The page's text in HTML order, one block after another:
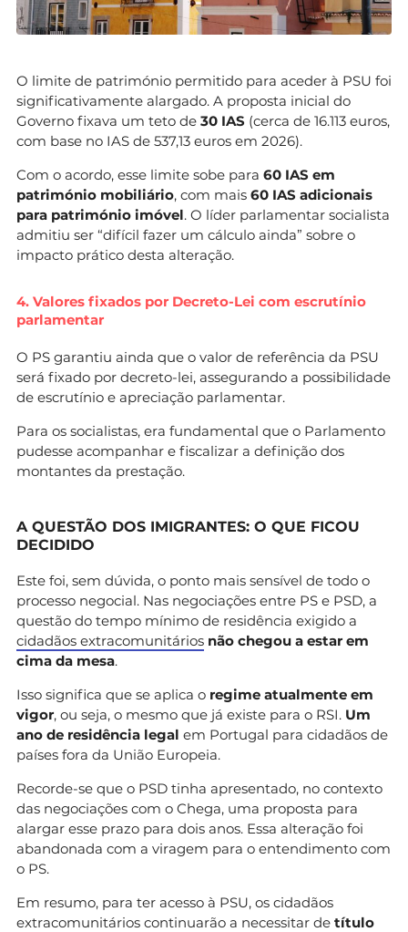
O limite de património permitido para aceder à PSU foi
significativamente alargado. A proposta inicial do
Governo fixava um teto de 30 IAS (cerca de 16.113 euros,
com base no IAS de 537,13 euros em 2026).
Com o acordo, esse limite sobe para 60 IAS em
património mobiliário, com mais 60 IAS adicionais
para património imóvel. O líder parlamentar socialista
admitiu ser “difícil fazer um cálculo ainda” sobre o
impacto prático desta alteração.
4. Valores fixados por Decreto-Lei com escrutínio
parlamentar
O PS garantiu ainda que o valor de referência da PSU
será fixado por decreto-lei, assegurando a possibilidade
de escrutínio e apreciação parlamentar.
Para os socialistas, era fundamental que o Parlamento
pudesse acompanhar e fiscalizar a definição dos
montantes da prestação.
A QUESTÃO DOS IMIGRANTES: O QUE FICOU
DECIDIDO
Este foi, sem dúvida, o ponto mais sensível de todo o
processo negocial. Nas negociações entre PS e PSD, a
questão do tempo mínimo de residência exigido a
cidadãos extracomunitários não chegou a estar em
cima da mesa.
Isso significa que se aplica o regime atualmente em
vigor, ou seja, o mesmo que já existe para o RSI. Um
ano de residência legal em Portugal para cidadãos de
países fora da União Europeia.
Recorde-se que o PSD tinha apresentado, no contexto
das negociações com o Chega, uma proposta para
alargar esse prazo para dois anos. Essa alteração foi
abandonada com a viragem para o entendimento com
o PS.
Em resumo, para ter acesso à PSU, os cidadãos
extracomunitários continuarão a necessitar de título